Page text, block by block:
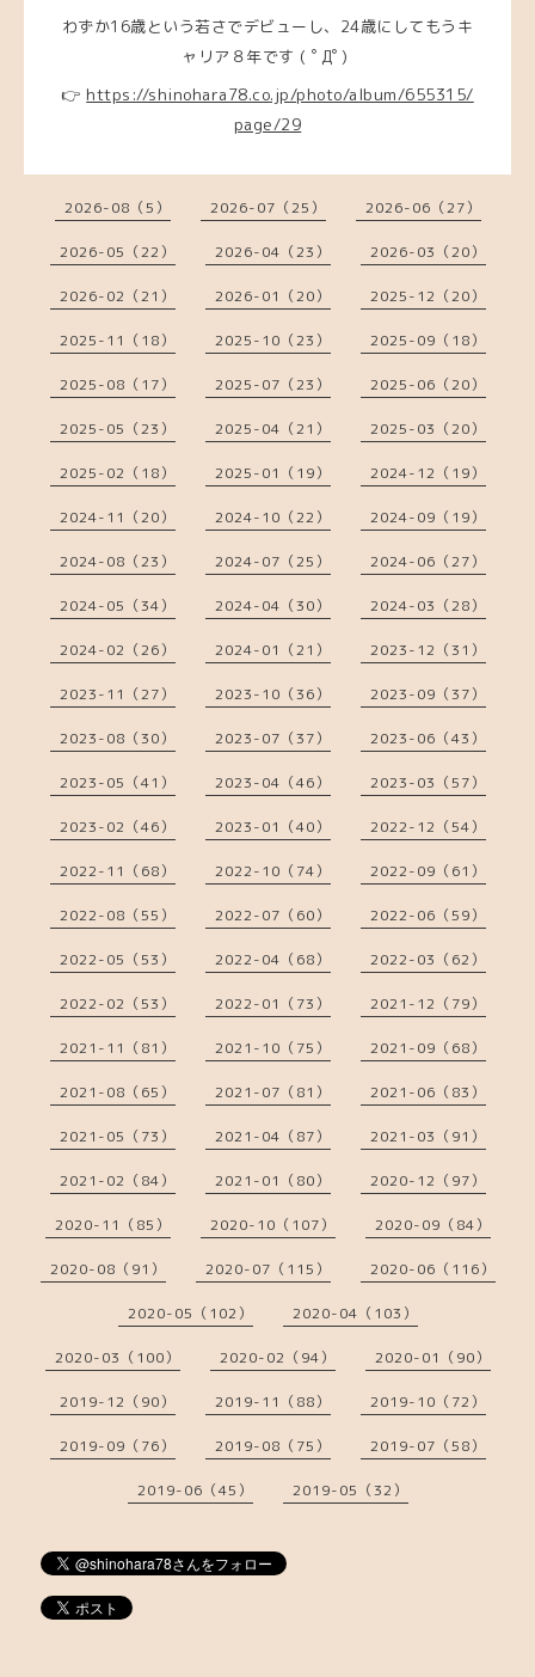
わずか16歳という若さでデビューし、24歳にしてもうキ
ャリア８年です ( ﾟДﾟ)
👉 https://shinohara78.co.jp/photo/album/655315/
page/29
2026-08（5） 2026-07（25） 2026-06（27）
2026-05（22） 2026-04（23） 2026-03（20）
2026-02（21） 2026-01（20） 2025-12（20）
2025-11（18） 2025-10（23） 2025-09（18）
2025-08（17） 2025-07（23） 2025-06（20）
2025-05（23） 2025-04（21） 2025-03（20）
2025-02（18） 2025-01（19） 2024-12（19）
2024-11（20） 2024-10（22） 2024-09（19）
2024-08（23） 2024-07（25） 2024-06（27）
2024-05（34） 2024-04（30） 2024-03（28）
2024-02（26） 2024-01（21） 2023-12（31）
2023-11（27） 2023-10（36） 2023-09（37）
2023-08（30） 2023-07（37） 2023-06（43）
2023-05（41） 2023-04（46） 2023-03（57）
2023-02（46） 2023-01（40） 2022-12（54）
2022-11（68） 2022-10（74） 2022-09（61）
2022-08（55） 2022-07（60） 2022-06（59）
2022-05（53） 2022-04（68） 2022-03（62）
2022-02（53） 2022-01（73） 2021-12（79）
2021-11（81） 2021-10（75） 2021-09（68）
2021-08（65） 2021-07（81） 2021-06（83）
2021-05（73） 2021-04（87） 2021-03（91）
2021-02（84） 2021-01（80） 2020-12（97）
2020-11（85） 2020-10（107） 2020-09（84）
2020-08（91） 2020-07（115） 2020-06（116）
2020-05（102） 2020-04（103）
2020-03（100） 2020-02（94） 2020-01（90）
2019-12（90） 2019-11（88） 2019-10（72）
2019-09（76） 2019-08（75） 2019-07（58）
2019-06（45） 2019-05（32）